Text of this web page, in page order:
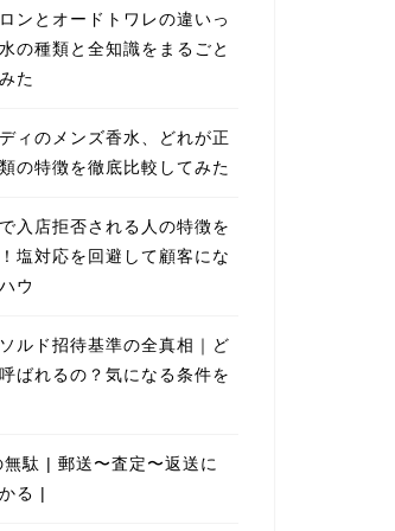
ンとオードトワレの違いっ
の種類と全知識をまるごと
た
ィのメンズ香水、どれが正
の特徴を徹底比較してみた
入店拒否される人の特徴を
塩対応を回避して顧客にな
ウ
ルド招待基準の全真相｜ど
ばれるの？気になる条件を
無駄 | 郵送〜査定〜返送に
る |